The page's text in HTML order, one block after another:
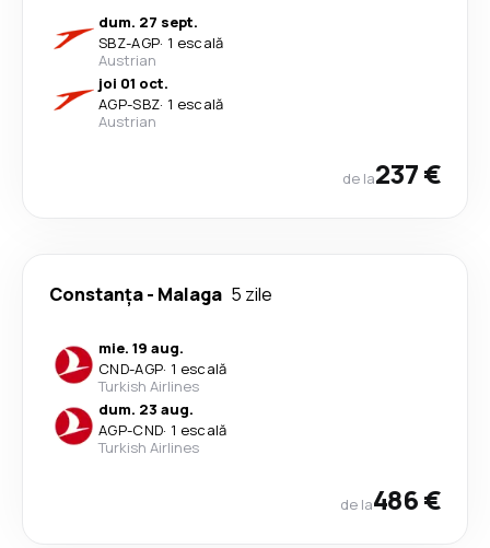
dum. 27 sept.
SBZ-AGP· 1 escală
Austrian
joi 01 oct.
AGP-SBZ· 1 escală
Austrian
de la237 €
Constanța- Malaga 5 zile
mie. 19 aug.
CND-AGP· 1 escală
Turkish Airlines
dum. 23 aug.
AGP-CND· 1 escală
Turkish Airlines
de la486 €